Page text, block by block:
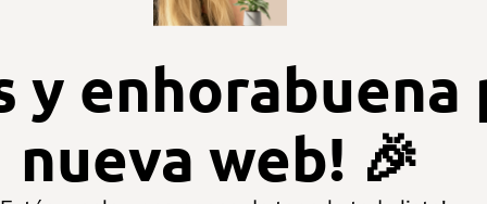
y
nueva web! 🎉